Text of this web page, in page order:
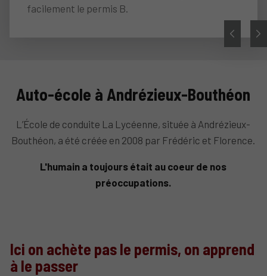
facilement le permis B.
Auto-école à Andrézieux-Bouthéon
L’École de conduite La Lycéenne, située à Andrézieux-
Bouthéon, a été créée en 2008 par Frédéric et Florence.
L'humain a toujours était au coeur de nos
préoccupations.
Ici on achète pas le permis, on apprend
à le passer